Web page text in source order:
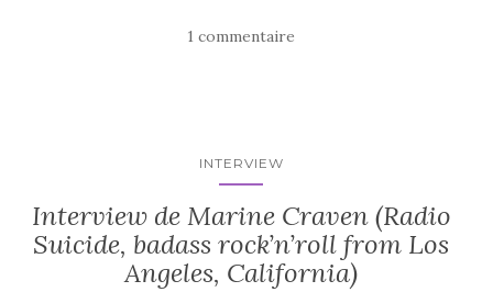
1 commentaire
INTERVIEW
Interview de Marine Craven (Radio
Suicide, badass rock’n’roll from Los
Angeles, California)